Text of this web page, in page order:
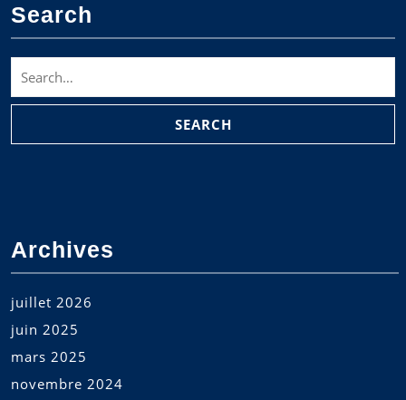
Search
for:
Archives
juillet 2026
juin 2025
mars 2025
novembre 2024